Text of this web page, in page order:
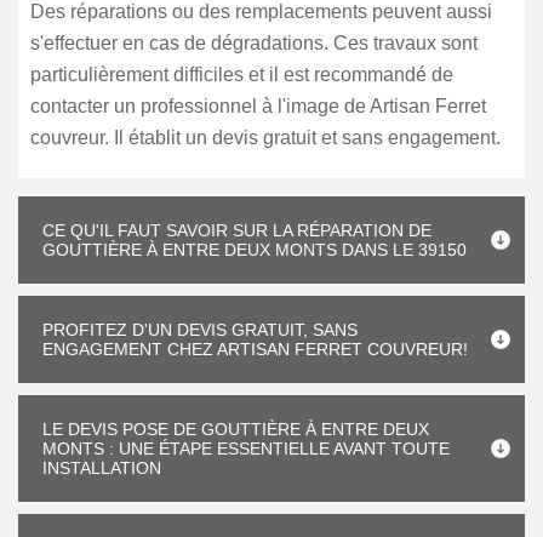
Des réparations ou des remplacements peuvent aussi
s'effectuer en cas de dégradations. Ces travaux sont
particulièrement difficiles et il est recommandé de
contacter un professionnel à l'image de Artisan Ferret
couvreur. Il établit un devis gratuit et sans engagement.
CE QU'IL FAUT SAVOIR SUR LA RÉPARATION DE
GOUTTIÈRE À ENTRE DEUX MONTS DANS LE 39150
PROFITEZ D'UN DEVIS GRATUIT, SANS
ENGAGEMENT CHEZ ARTISAN FERRET COUVREUR!
LE DEVIS POSE DE GOUTTIÈRE À ENTRE DEUX
MONTS : UNE ÉTAPE ESSENTIELLE AVANT TOUTE
INSTALLATION